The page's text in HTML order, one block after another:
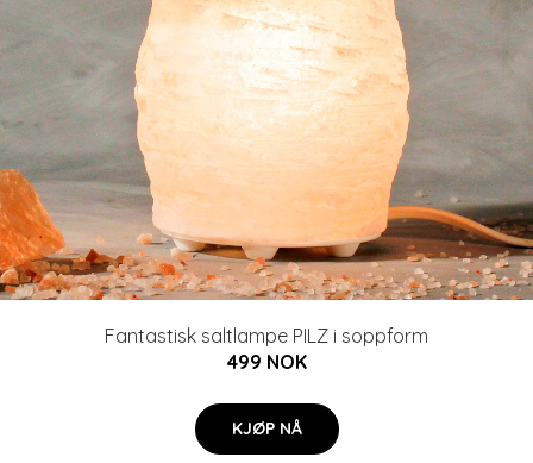
Fantastisk saltlampe PILZ i soppform
499 NOK
KJØP NÅ